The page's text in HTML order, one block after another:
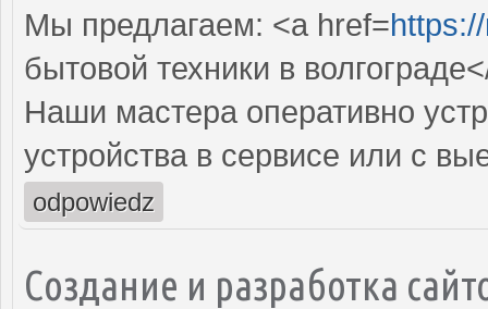
Мы предлагаем: <a href=
бытовой техники в
Наши мастера оперативно
устройства в сервисе или с
odpowiedz
Создание и разработка